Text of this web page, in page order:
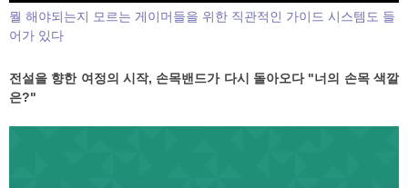
뭘 해야되는지 모르는 게이머들을 위한 직관적인 가이드 시스템도 들
어가 있다
전설을 향한 여정의 시작, 손목밴드가 다시 돌아오다 "너의 손목 색깔
은?"